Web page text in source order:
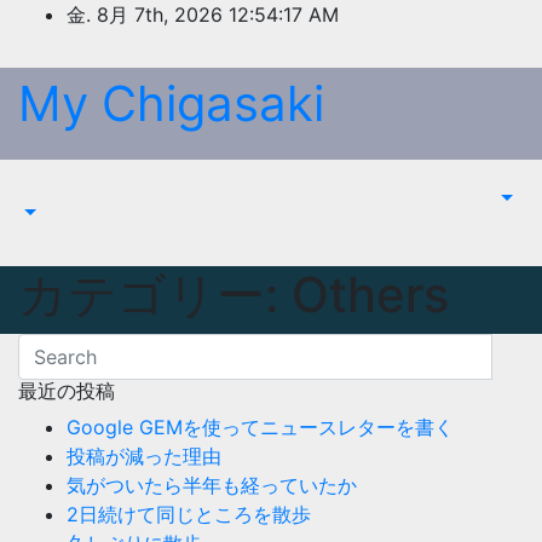
content
金. 8月 7th, 2026 12:54:17 AM
My Chigasaki
カテゴリー: Others
最近の投稿
Google GEMを使ってニュースレターを書く
投稿が減った理由
気がついたら半年も経っていたか
2日続けて同じところを散歩